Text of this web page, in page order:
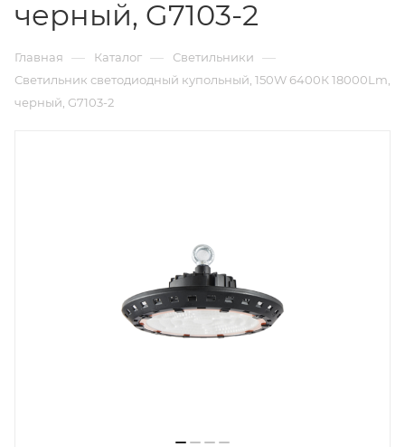
черный, G7103-2
Главная — Каталог — Светильники —
Светильник светодиодный купольный, 150W 6400К 18000Lm,
черный, G7103-2